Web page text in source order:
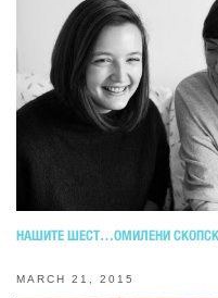
НАШИТЕ ШЕСТ…ОМИЛЕНИ
MARCH 21, 2015